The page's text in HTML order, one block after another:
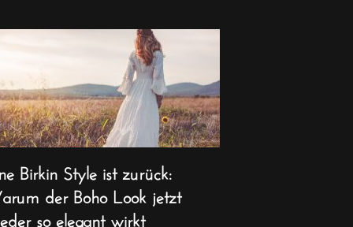
Birkin Style ist zurück:
der Boho Look jetzt
so elegant wirkt